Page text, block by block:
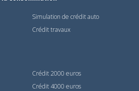
Simulation de crédit auto
Crédit travaux
Crédit 2000 euros
Crédit 4000 euros